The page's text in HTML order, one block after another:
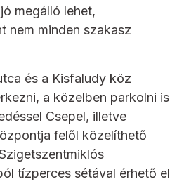
megálló lehet,
nem minden szakasz
és a Kisfaludy köz
a közelben parkolni is
Csepel, illetve
felől közelíthető
tízperces sétával érhető el